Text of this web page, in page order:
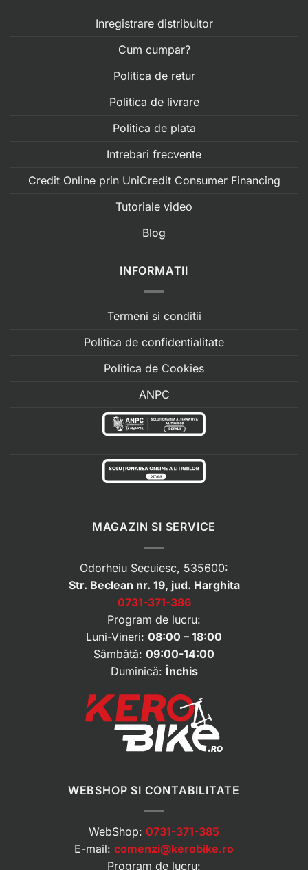
Inregistrare distribuitor
Cum cumpar?
Politica de retur
Politica de livrare
Politica de plata
Intrebari frecvente
Credit Online prin UniCredit Consumer Financing
Tutoriale video
Blog
INFORMATII
Termeni si conditii
Politica de confidentialitate
Politica de Cookies
ANPC
MAGAZIN SI SERVICE
Odorheiu Secuiesc, 535600:
Str. Beclean nr. 19, jud. Harghita
0731-371-386
Program de lucru:
Luni-Vineri: 08:00 – 18:00
Sâmbătă: 09:00-14:00
Duminică:Închis
WEBSHOP SI CONTABILITATE
WebShop: 0731-371-385
E-mail: comenzi@kerobike.ro
Program de lucru: